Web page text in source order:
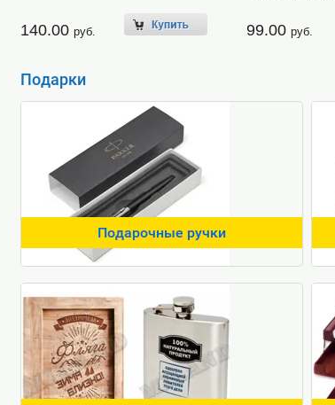
140.00 руб. 99.00 руб.
Подарки
Подарочные ручки